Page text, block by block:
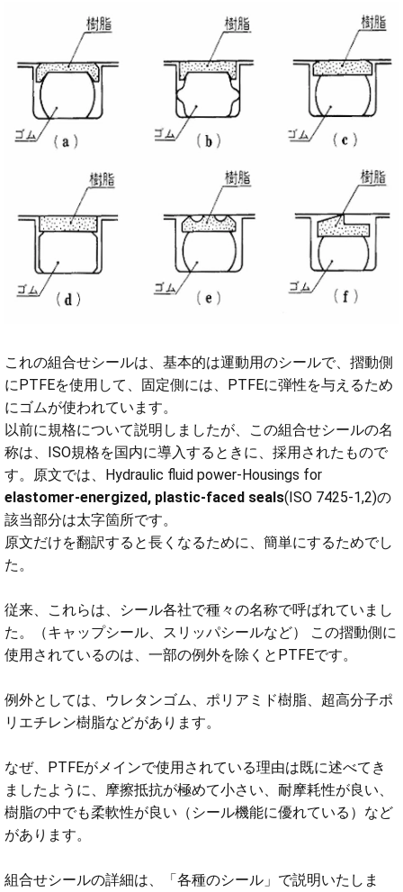
これの組合せシールは、基本的は運動用のシールで、摺動側
にPTFEを使用して、固定側には、PTFEに弾性を与えるため
にゴムが使われています。
以前に規格について説明しましたが、この組合せシールの名
称は、ISO規格を国内に導入するときに、採用されたもので
す。原文では、Hydraulic fluid power-Housings for
elastomer-energized, plastic-faced seals(ISO 7425-1,2)の
該当部分は太字箇所です。
原文だけを翻訳すると長くなるために、簡単にするためでし
た。
従来、これらは、シール各社で種々の名称で呼ばれていまし
た。（キャップシール、スリッパシールなど） この摺動側に
使用されているのは、一部の例外を除くとPTFEです。
例外としては、ウレタンゴム、ポリアミド樹脂、超高分子ポ
リエチレン樹脂などがあります。
なぜ、PTFEがメインで使用されている理由は既に述べてき
ましたように、摩擦抵抗が極めて小さい、耐摩耗性が良い、
樹脂の中でも柔軟性が良い（シール機能に優れている）など
があります。
組合せシールの詳細は、「各種のシール」で説明いたしま